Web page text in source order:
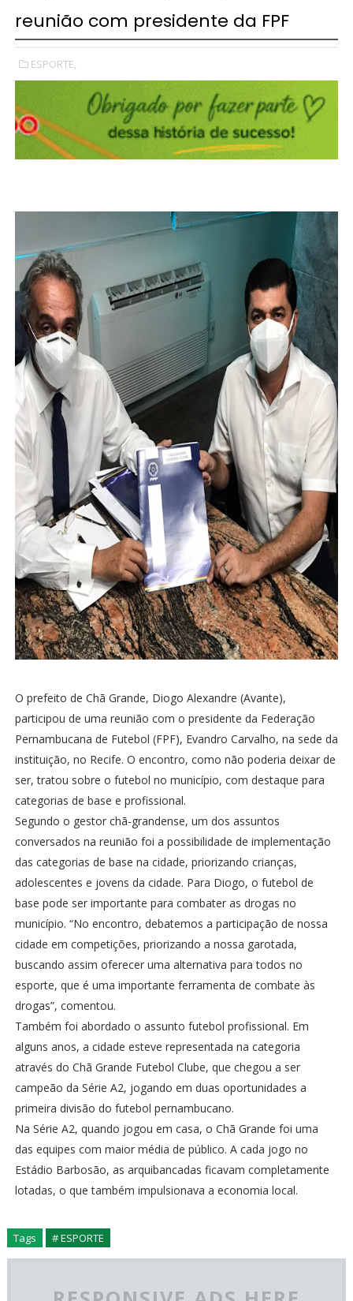
reunião com presidente da FPF
ESPORTE,
O prefeito de Chã Grande, Diogo Alexandre (Avante),
participou de uma reunião com o presidente da Federação
Pernambucana de Futebol (FPF), Evandro Carvalho, na sede da
instituição, no Recife. O encontro, como não poderia deixar de
ser, tratou sobre o futebol no município, com destaque para
categorias de base e profissional.
Segundo o gestor chã-grandense, um dos assuntos
conversados na reunião foi a possibilidade de implementação
das categorias de base na cidade, priorizando crianças,
adolescentes e jovens da cidade. Para Diogo, o futebol de
base pode ser importante para combater as drogas no
município. “No encontro, debatemos a participação de nossa
cidade em competições, priorizando a nossa garotada,
buscando assim oferecer uma alternativa para todos no
esporte, que é uma importante ferramenta de combate às
drogas”, comentou.
Também foi abordado o assunto futebol profissional. Em
alguns anos, a cidade esteve representada na categoria
através do Chã Grande Futebol Clube, que chegou a ser
campeão da Série A2, jogando em duas oportunidades a
primeira divisão do futebol pernambucano.
Na Série A2, quando jogou em casa, o Chã Grande foi uma
das equipes com maior média de público. A cada jogo no
Estádio Barbosão, as arquibancadas ficavam completamente
lotadas, o que também impulsionava a economia local.
Tags # ESPORTE